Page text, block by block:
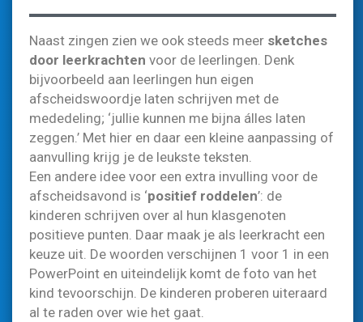
Naast zingen zien we ook steeds meer sketches
door leerkrachten voor de leerlingen. Denk
bijvoorbeeld aan leerlingen hun eigen
afscheidswoordje laten schrijven met de
mededeling; ‘jullie kunnen me bijna álles laten
zeggen.’ Met hier en daar een kleine aanpassing of
aanvulling krijg je de leukste teksten.
Een andere idee voor een extra invulling voor de
afscheidsavond is ‘positief roddelen’: de
kinderen schrijven over al hun klasgenoten
positieve punten. Daar maak je als leerkracht een
keuze uit. De woorden verschijnen 1 voor 1 in een
PowerPoint en uiteindelijk komt de foto van het
kind tevoorschijn. De kinderen proberen uiteraard
al te raden over wie het gaat.